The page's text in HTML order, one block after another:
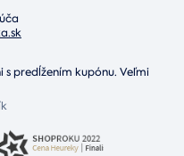
predĺžením kupónu. Veľmi